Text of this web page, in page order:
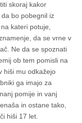
skoraj kakor
bo pobegnil iz
kateri potuje,
da se vrne v
Ne da se spoznati
ob tem pomisli na
hiši mu odkažejo
ga imajo za
pomije in vanj
in ostane tako,
hiši 17 let.